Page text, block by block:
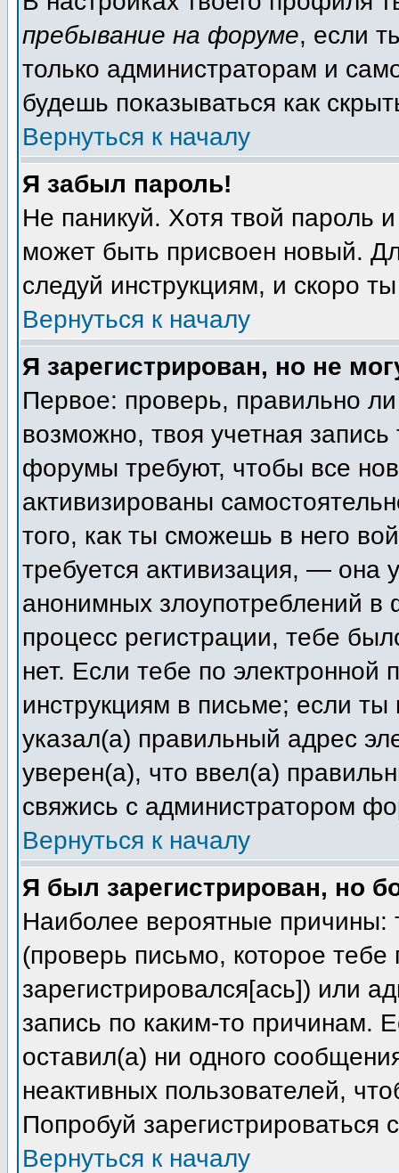
пребывание на форуме, если
только администраторам и
будешь показываться как
Вернуться к началу
Я забыл пароль!
Не паникуй. Хотя твой пароль
может быть присвоен новый.
следуй инструкциям, и скоро
Вернуться к началу
Я зарегистрирован, но не
Первое: проверь, правильно
возможно, твоя учетная
форумы требуют, чтобы все
активизированы
того, как ты сможешь в него
требуется активизация, — она
анонимных злоупотреблений
процесс регистрации, тебе
нет. Если тебе по электронной
инструкциям в письме; если
указал(а) правильный адрес
уверен(а), что ввел(а)
свяжись с администратором
Вернуться к началу
Я был зарегистрирован, но
Наиболее вероятные причины:
(проверь письмо, которое тебе
зарегистрировался[ась]) или
запись по каким-то причинам.
оставил(а) ни одного
неактивных пользователей,
Попробуй зарегистрироваться
Вернуться к началу